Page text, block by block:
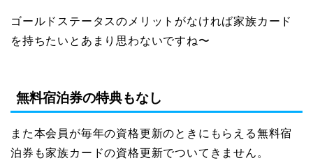
ゴールドステータスのメリットがなければ家族カード
を持ちたいとあまり思わないですね〜
無料宿泊券の特典もなし
また本会員が毎年の資格更新のときにもらえる無料宿
泊券も家族カードの資格更新でついてきません。